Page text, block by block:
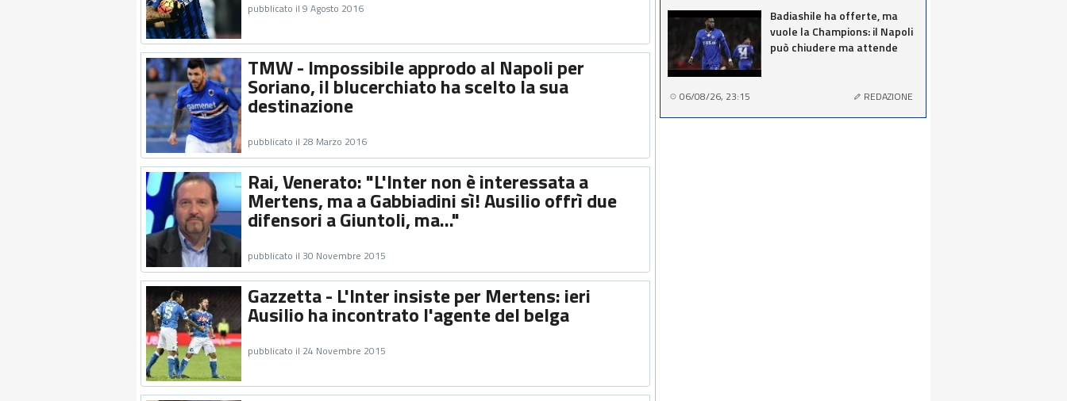
pubblicato il 9 Agosto 2016
TMW - Impossibile approdo al Napoli per
Soriano, il blucerchiato ha scelto la sua
destinazione
pubblicato il 28 Marzo 2016
Rai, Venerato: "L'Inter non è interessata a
Mertens, ma a Gabbiadini sì! Ausilio offrì due
difensori a Giuntoli, ma..."
pubblicato il 30 Novembre 2015
Gazzetta - L'Inter insiste per Mertens: ieri
Ausilio ha incontrato l'agente del belga
pubblicato il 24 Novembre 2015
Badiashile ha offerte, ma
vuole la Champions: il Napoli
può chiudere ma attende
06/08/26, 23:15 REDAZIONE